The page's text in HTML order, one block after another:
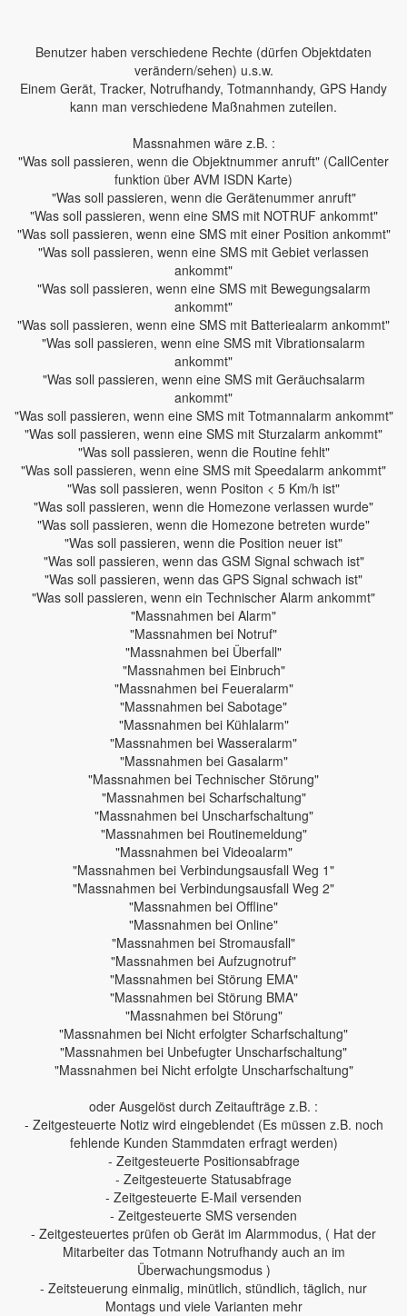
Benutzer haben verschiedene Rechte (dürfen Objektdaten
verändern/sehen) u.s.w.
Einem Gerät, Tracker, Notrufhandy, Totmannhandy, GPS Handy
kann man verschiedene Maßnahmen zuteilen.
Massnahmen wäre z.B. :
"Was soll passieren, wenn die Objektnummer anruft" (CallCenter
funktion über AVM ISDN Karte)
"Was soll passieren, wenn die Gerätenummer anruft"
"Was soll passieren, wenn eine SMS mit NOTRUF ankommt"
"Was soll passieren, wenn eine SMS mit einer Position ankommt"
"Was soll passieren, wenn eine SMS mit Gebiet verlassen
ankommt"
"Was soll passieren, wenn eine SMS mit Bewegungsalarm
ankommt"
"Was soll passieren, wenn eine SMS mit Batteriealarm ankommt"
"Was soll passieren, wenn eine SMS mit Vibrationsalarm
ankommt"
"Was soll passieren, wenn eine SMS mit Geräuchsalarm
ankommt"
"Was soll passieren, wenn eine SMS mit Totmannalarm ankommt"
"Was soll passieren, wenn eine SMS mit Sturzalarm ankommt"
"Was soll passieren, wenn die Routine fehlt"
"Was soll passieren, wenn eine SMS mit Speedalarm ankommt"
"Was soll passieren, wenn Positon < 5 Km/h ist"
"Was soll passieren, wenn die Homezone verlassen wurde"
"Was soll passieren, wenn die Homezone betreten wurde"
"Was soll passieren, wenn die Position neuer ist"
"Was soll passieren, wenn das GSM Signal schwach ist"
"Was soll passieren, wenn das GPS Signal schwach ist"
"Was soll passieren, wenn ein Technischer Alarm ankommt"
"Massnahmen bei Alarm"
"Massnahmen bei Notruf"
"Massnahmen bei Überfall"
"Massnahmen bei Einbruch"
"Massnahmen bei Feueralarm"
"Massnahmen bei Sabotage"
"Massnahmen bei Kühlalarm"
"Massnahmen bei Wasseralarm"
"Massnahmen bei Gasalarm"
"Massnahmen bei Technischer Störung"
"Massnahmen bei Scharfschaltung"
"Massnahmen bei Unscharfschaltung"
"Massnahmen bei Routinemeldung"
"Massnahmen bei Videoalarm"
"Massnahmen bei Verbindungsausfall Weg 1"
"Massnahmen bei Verbindungsausfall Weg 2"
"Massnahmen bei Offline"
"Massnahmen bei Online"
"Massnahmen bei Stromausfall"
"Massnahmen bei Aufzugnotruf"
"Massnahmen bei Störung EMA"
"Massnahmen bei Störung BMA"
"Massnahmen bei Störung"
"Massnahmen bei Nicht erfolgter Scharfschaltung"
"Massnahmen bei Unbefugter Unscharfschaltung"
"Massnahmen bei Nicht erfolgte Unscharfschaltung"
oder Ausgelöst durch Zeitaufträge z.B. :
- Zeitgesteuerte Notiz wird eingeblendet (Es müssen z.B. noch
fehlende Kunden Stammdaten erfragt werden)
- Zeitgesteuerte Positionsabfrage
- Zeitgesteuerte Statusabfrage
- Zeitgesteuerte E-Mail versenden
- Zeitgesteuerte SMS versenden
- Zeitgesteuertes prüfen ob Gerät im Alarmmodus, ( Hat der
Mitarbeiter das Totmann Notrufhandy auch an im
Überwachungsmodus )
- Zeitsteuerung einmalig, minütlich, stündlich, täglich, nur
Montags und viele Varianten mehr